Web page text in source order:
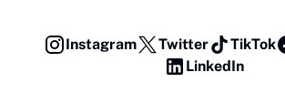
Instagram Twitter TikTok
LinkedIn